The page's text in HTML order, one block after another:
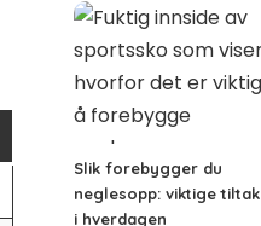
Slik forebygger du
neglesopp: viktige tiltak
i hverdagen